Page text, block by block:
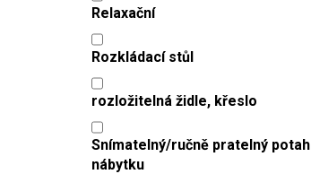
Relaxační
Rozkládací stůl
rozložitelná židle, křeslo
Snímatelný/ručně pratelný potah
nábytku